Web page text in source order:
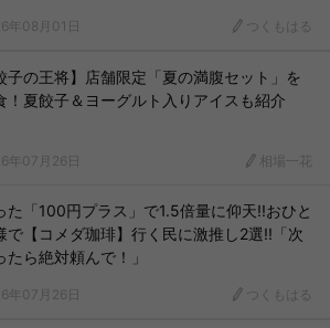
年08月01日 つくもはる
子の王将】店舗限定「夏の満腹セット」を
！夏餃子＆ヨーグルト入りアイスも紹介
年07月26日 相場一花
た「100円プラス」で1.5倍量に仰天!!おひと
で【コメダ珈琲】行く民に激推し2選!!「次
たら絶対頼んで！」
年07月26日 つくもはる